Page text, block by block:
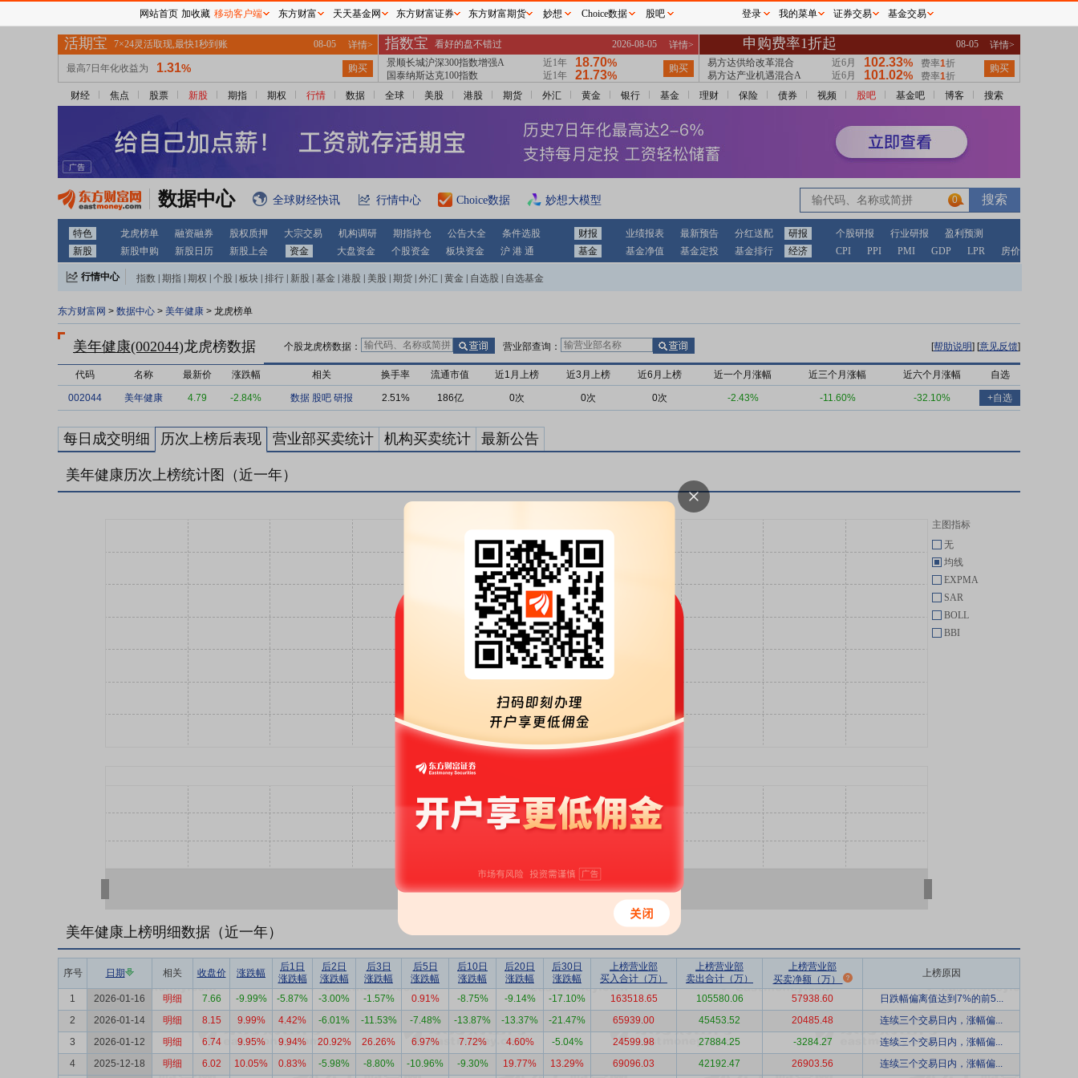
财经 焦点 股票 新股 期指 期权 行情 数据 全球 美股 港股 期货 外汇 黄金 银行 基金 理财 保险 债券 视频 股吧 基金吧 博客 搜索
数据中心 全球财经快讯 行情中心 Choice数据 妙想大模型 0
特色 龙虎榜单 融资融券 股权质押 大宗交易 机构调研 期指持仓 公告大全 条件选股 财报 业绩报表 最新预告 分红送配 研报 个股研报 行业研报
盈利预测
新股
新股申购 新股日历 新股上会 资金 大盘资金 个股资金 板块资金 沪 港 通 基金 基金净值 基金定投 基金排行 经济 CPI PPI PMI GDP LPR 房价
行情中心 指数 期指 期权 个股 板块 排行 新股 基金 港股 美股 期货 外汇 黄金 自选股 自选基金
东方财富网 > 数据中心 > 美年健康 > 龙虎榜单
美年健康(002044)龙虎榜数据 个股龙虎榜数据： 营业部查询： [帮助说明] [意见反馈]
代码 名称 最新价 涨跌幅 相关 换手率 流通市值 近1月上榜 近3月上榜 近6月上榜 近一个月涨幅 近三个月涨幅 近六个月涨幅 自选
002044 美年健康 4.79 -2.84% 数据 股吧 研报 2.51% 186亿 0次 0次 0次 -2.43% -11.60% -32.10% +自选
每日成交明细 历次上榜后表现 营业部买卖统计 机构买卖统计 最新公告
美年健康历次上榜统计图（近一年）
主图指标
无
均线
EXPMA
SAR
BOLL
BBI
美年健康上榜明细数据（近一年）
序号 日期 相关 收盘价 涨跌幅
后1日
涨跌幅
后2日
涨跌幅
后3日
涨跌幅
后5日
涨跌幅
后10日
涨跌幅
后20日
涨跌幅
后30日
涨跌幅
上榜营业部
买入合计（万）
上榜营业部
卖出合计（万）
上榜营业部
买卖净额（万）
上榜原因
1 2026-01-16 明细 7.66 -9.99% -5.87% -3.00% -1.57% 0.91% -8.75% -9.14% -17.10% 163518.65 105580.06 57938.60
日跌幅偏离值达到7%的前5...
2
2026-01-14 明细 8.15 9.99% 4.42% -6.01% -11.53% -7.48% -13.87% -13.37% -21.47% 65939.00 45453.52 20485.48
连续三个交易日内，涨幅偏...
3
2026-01-12 明细 6.74 9.95% 9.94% 20.92% 26.26% 6.97% 7.72% 4.60% -5.04% 24599.98 27884.25 -3284.27
连续三个交易日内，涨幅偏...
4
2025-12-18 明细 6.02 10.05% 0.83% -5.98% -8.80% -10.96% -9.30% 19.77% 13.29% 69096.03 42192.47 26903.56 连续三个交易日内，涨幅偏...
网站首页 加收藏 移动客户端 东方财富 天天基金网 东方财富证券 东方财富期货 妙想 Choice数据 股吧 登录 我的菜单 证券交易 基金交易